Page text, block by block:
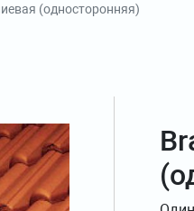
(односторонняя)